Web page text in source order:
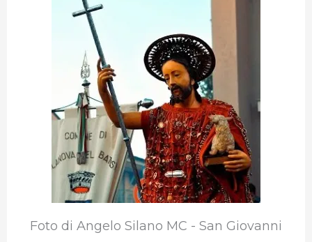
Foto di Angelo Silano MC - San Giovanni